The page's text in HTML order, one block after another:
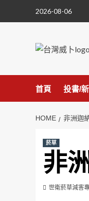
2026-08-06
首頁 投書/
HOME 非洲迦
菸草
非
世衛菸草減害